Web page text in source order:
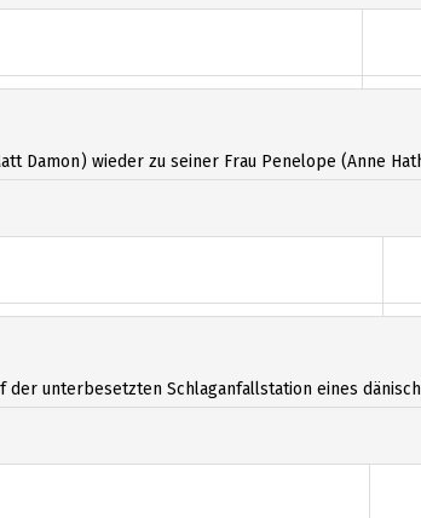
Damon) wieder zu seiner Frau Penelope (Anne
der unterbesetzten Schlaganfallstation eines